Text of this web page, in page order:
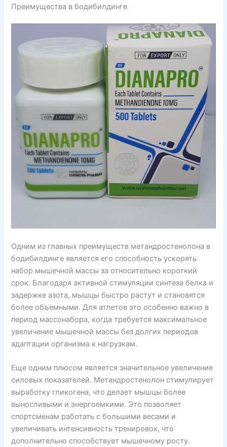
Преимущества в бодибилдинге
Одним из главных преимуществ метандростенолона в
бодибилдинге является его способность ускорять
набор мышечной массы за относительно короткий
срок. Благодаря активной стимуляции синтеза белка и
задержке азота, мышцы быстро растут и становятся
более объемными. Для атлетов это особенно важно в
период массонабора, когда требуется максимальное
увеличение мышечной массы без долгих периодов
адаптации организма к нагрузкам.
Еще одним плюсом является значительное увеличение
силовых показателей. Метандростенолон стимулирует
выработку гликогена, что делает мышцы более
выносливыми и энергоемкими. Это позволяет
спортсменам работать с большими весами и
увеличивать интенсивность тренировок, что
дополнительно способствует мышечному росту.